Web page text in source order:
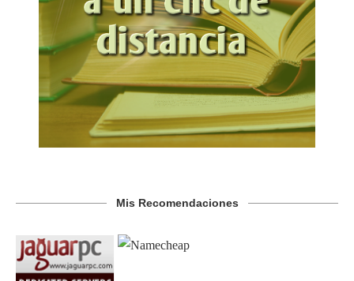
Mis Recomendaciones